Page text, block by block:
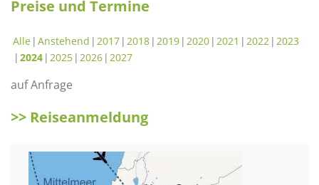
Preise und Termine
Alle Anstehend 2017 2018 2019 2020 2021 2022 2023
2024 2025 2026 2027
auf Anfrage
>> Reiseanmeldung